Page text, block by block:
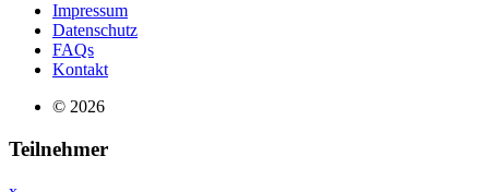
Impressum
Datenschutz
FAQs
Kontakt
© 2026
Teilnehmer